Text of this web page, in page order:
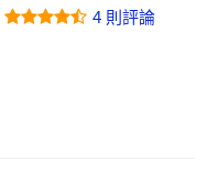
4 則評論